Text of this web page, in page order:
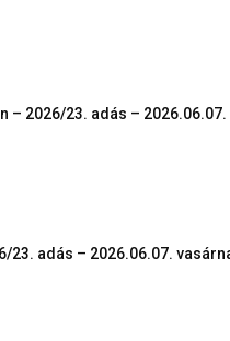
– 2026/23. adás – 2026.06.07.
23. adás – 2026.06.07.